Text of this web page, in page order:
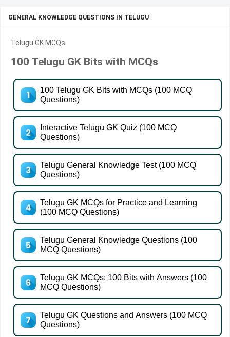
GENERAL KNOWLEDGE QUESTIONS IN TELUGU
Telugu GK MCQs
100 Telugu GK Bits with MCQs
100 Telugu GK Bits with MCQs (100 MCQ
Questions)
Interactive Telugu GK Quiz (100 MCQ
Questions)
Telugu General Knowledge Test (100 MCQ
Questions)
Telugu GK MCQs for Practice and Learning
(100 MCQ Questions)
Telugu General Knowledge Questions (100
MCQ Questions)
Telugu GK MCQs: 100 Bits with Answers (100
MCQ Questions)
Telugu GK Questions and Answers (100 MCQ
Questions)